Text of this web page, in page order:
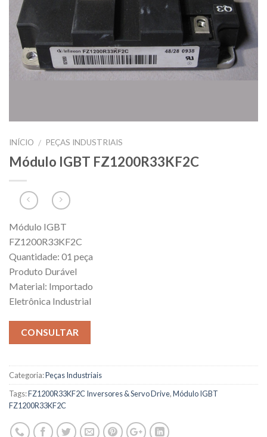
INÍCIO / PEÇAS INDUSTRIAIS
Módulo IGBT FZ1200R33KF2C
Módulo IGBT
FZ1200R33KF2C
Quantidade: 01 peça
Produto Durável
Material: Importado
Eletrônica Industrial
CONSULTAR
Categoria:Peças Industriais
Tags:FZ1200R33KF2C Inversores & Servo Drive,Módulo IGBT
FZ1200R33KF2C